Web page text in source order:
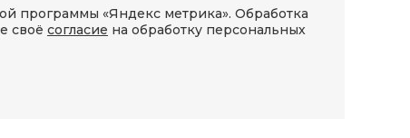
программы «Яндекс метрика». Обработка
своё согласие на обработку персональных